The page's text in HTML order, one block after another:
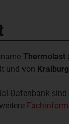
Thermolast
und von
Datenbank sind